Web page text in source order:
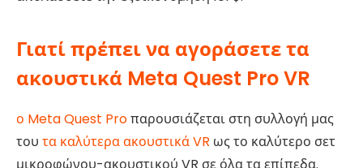
Γιατί πρέπει να αγοράσετε τα
ακουστικά Meta Quest Pro VR
ο Meta Quest Proπαρουσιάζεται στη συλλογή μας
του τα καλύτερα ακουστικά VR ως το καλύτερο σετ
μικροφώνου-ακουστικού VR σε όλα τα επίπεδα.